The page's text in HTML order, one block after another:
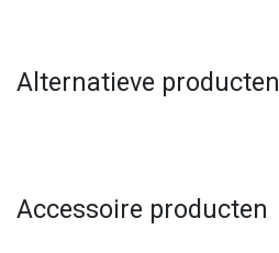
Alternatieve producten
Accessoire producten